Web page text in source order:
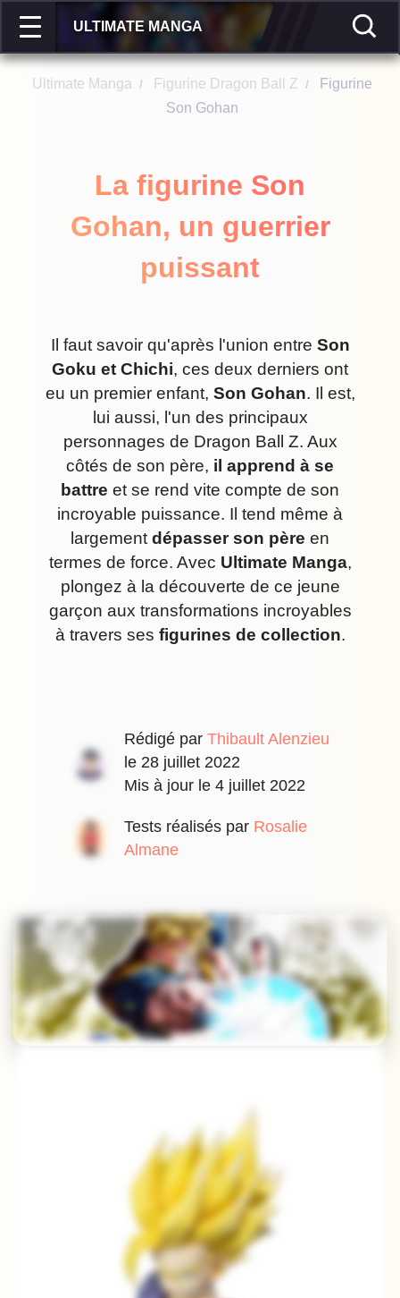
ULTIMATE MANGA
Ultimate Manga / Figurine Dragon Ball Z /
Figurine
Son Gohan
La figurine Son
Gohan, un guerrier
puissant
Il faut savoir qu'après l'union entre Son
Goku et Chichi, ces deux derniers ont
eu un premier enfant, Son Gohan. Il est,
lui aussi, l'un des principaux
personnages de Dragon Ball Z. Aux
côtés de son père, il apprend à se
battre et se rend vite compte de son
incroyable puissance. Il tend même à
largement dépasser son père en
termes de force. Avec Ultimate Manga,
plongez à la découverte de ce jeune
garçon aux transformations incroyables
à travers ses figurines de collection.
Rédigé par Thibault Alenzieu
le 28 juillet 2022
Mis à jour le 4 juillet 2022
Tests réalisés par Rosalie
Almane